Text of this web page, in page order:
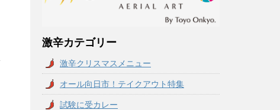
激辛カテゴリー
激辛クリスマスメニュー
オール向日市！テイクアウト特集
試験に受カレー